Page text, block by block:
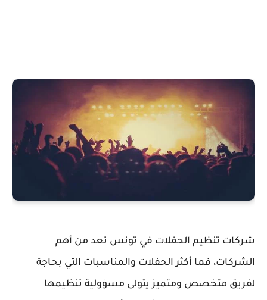
شركات تنظيم الحفلات في تونس تعد من أهم
الشركات، فما أكثر الحفلات والمناسبات التي بحاجة
لفريق متخصص ومتميز يتولى مسؤولية تنظيمها